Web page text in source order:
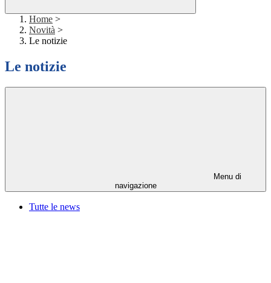
Home >
Novità >
Le notizie
Le notizie
Menu di
navigazione
Tutte le news